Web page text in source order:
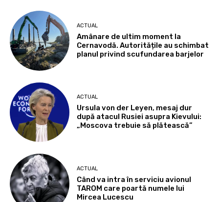
ACTUAL
Amânare de ultim moment la
Cernavodă. Autoritățile au schimbat
planul privind scufundarea barjelor
ACTUAL
Ursula von der Leyen, mesaj dur
după atacul Rusiei asupra Kievului:
„Moscova trebuie să plătească”
ACTUAL
Când va intra în serviciu avionul
TAROM care poartă numele lui
Mircea Lucescu